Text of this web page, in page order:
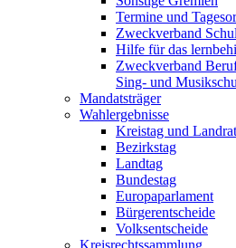
Termine und
Zweckverband
Hilfe für das
Zweckverband
Sing- und
Mandatsträger
Wahlergebnisse
Kreistag und Landrat
Bezirkstag
Landtag
Bundestag
Europaparlament
Bürgerentscheide
Volksentscheide
Kreisrechtssammlung